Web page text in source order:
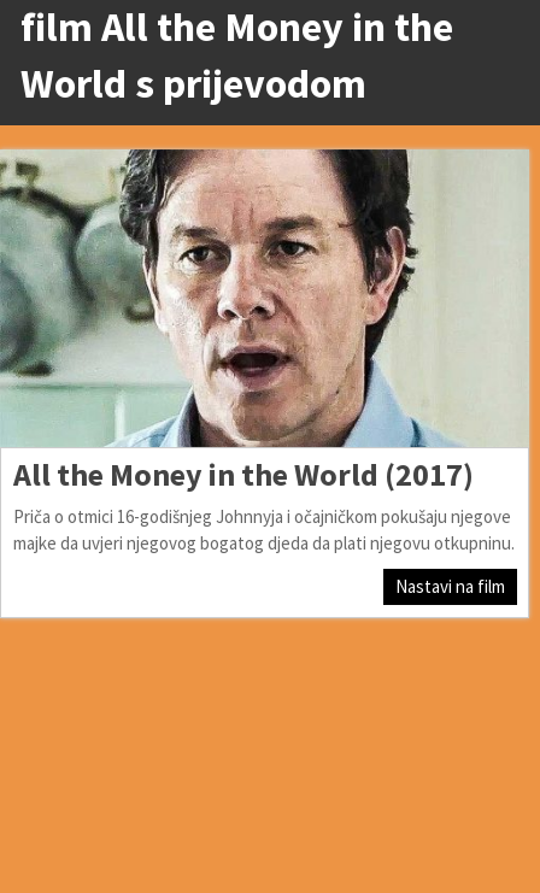
film All the Money in the
World s prijevodom
All the Money in the World (2017)
Priča o otmici 16-godišnjeg Johnnyja i očajničkom pokušaju njegove
majke da uvjeri njegovog bogatog djeda da plati njegovu otkupninu.
Nastavi na film